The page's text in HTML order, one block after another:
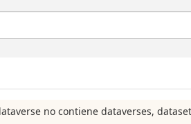
no contiene dataverses,